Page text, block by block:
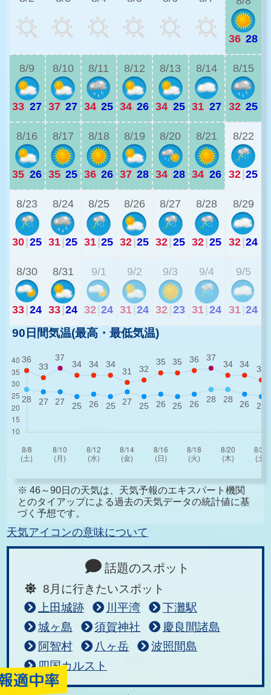
36|28
8/9
33|27
8/10
37|27
8/11
34|25
8/12
34|26
8/13
34|25
8/14
31|27
8/15
32|25
8/16
35|26
8/17
35|25
8/18
36|26
8/19
37|28
8/20
34|28
8/21
34|26
8/22
32|25
8/23
30|25
8/24
31|25
8/25
31|25
8/26
32|25
8/27
32|25
8/28
32|25
8/29
32|24
8/30
33|24
8/31
33|24
9/1
32 24
9/2
31 24
9/3
32 23
9/4
31 24
9/5
31 24
90日間気温(最高・最低気温)
※ 46～90日の天気は、天気予報のエキスパート機関
とのタイアップによる過去の天気データの統計値に基
づく予想です。
天気アイコンの意味について
話題のスポット
8月に行きたいスポット
上田城跡
川平湾
下灘駅
城ヶ島
須賀神社
慶良間諸島
阿智村
八ヶ岳
波照間島
四国カルスト